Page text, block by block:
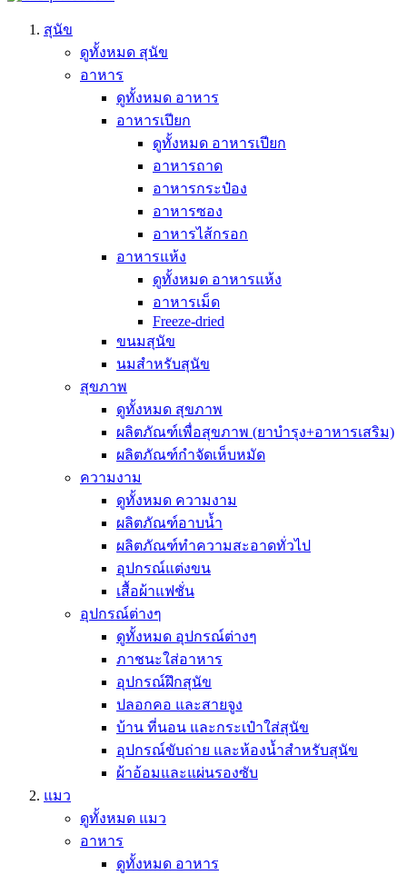
สุนัข
ดูทั้งหมด สุนัข
อาหาร
ดูทั้งหมด อาหาร
อาหารเปียก
ดูทั้งหมด อาหารเปียก
อาหารถาด
อาหารกระป๋อง
อาหารซอง
อาหารไส้กรอก
อาหารแห้ง
ดูทั้งหมด อาหารแห้ง
อาหารเม็ด
Freeze-dried
ขนมสุนัข
นมสำหรับสุนัข
สุขภาพ
ดูทั้งหมด สุขภาพ
ผลิตภัณฑ์เพื่อสุขภาพ (ยาบำรุง+อาหารเสริม)
ผลิตภัณฑ์กำจัดเห็บหมัด
ความงาม
ดูทั้งหมด ความงาม
ผลิตภัณฑ์อาบน้ำ
ผลิตภัณฑ์ทำความสะอาดทั่วไป
อุปกรณ์แต่งขน
เสื้อผ้าแฟชั่น
อุปกรณ์ต่างๆ
ดูทั้งหมด อุปกรณ์ต่างๆ
ภาชนะใส่อาหาร
อุปกรณ์ฝึกสุนัข
ปลอกคอ และสายจูง
บ้าน ที่นอน และกระเป๋าใส่สุนัข
อุปกรณ์ขับถ่าย และห้องน้ำสำหรับสุนัข
ผ้าอ้อมและแผ่นรองซับ
แมว
ดูทั้งหมด แมว
อาหาร
ดูทั้งหมด อาหาร